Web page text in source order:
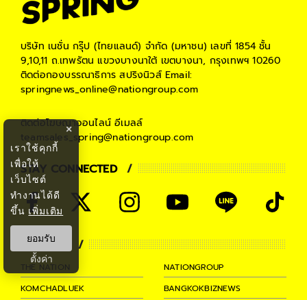
บริษัท เนชั่น กรุ๊ป (ไทยแลนด์) จำกัด (มหาชน) เลขที่ 1854 ชั้น
9,10,11 ถ.เทพรัตน แขวงบางนาใต้ เขตบางนา, กรุงเทพฯ 10260
ติดต่อกองบรรณาธิการ สปริงนิวส์Email:
springnews_online@nationgroup.com
ติดต่อโฆษณาออนไลน์ อีเมลล์
teamsales_spring@nationgroup.com
STAY CONNECTED
PARTNER
THE NATION
NATIONGROUP
KOMCHADLUEK
BANGKOKBIZNEWS
×
เราใช้คุกกี้
เพื่อให้
เว็บไซต์
ทำงานได้ดี
ขึ้น เพิ่มเติม
ยอมรับ
ตั้งค่า